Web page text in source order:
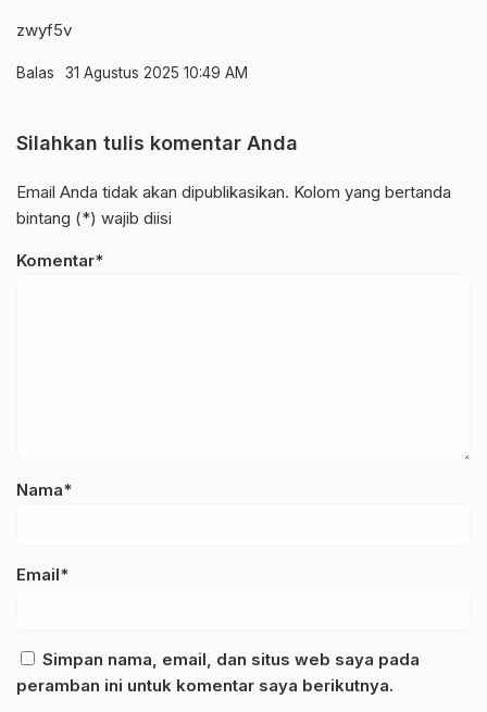
zwyf5v
Balas 31 Agustus 2025 10:49 AM
Silahkan tulis komentar Anda
Email Anda tidak akan dipublikasikan. Kolom yang bertanda
bintang (*) wajib diisi
Komentar*
Nama*
Email*
Simpan nama, email, dan situs web saya pada
peramban ini untuk komentar saya berikutnya.